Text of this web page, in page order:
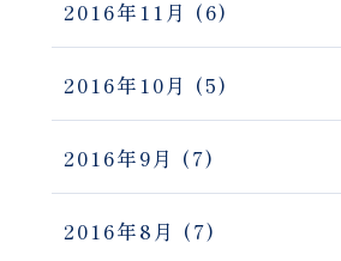
2016年11月 (6)
2016年10月 (5)
2016年9月 (7)
2016年8月 (7)